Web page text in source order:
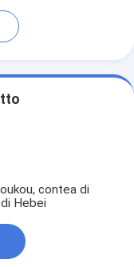
contea di
Hebei